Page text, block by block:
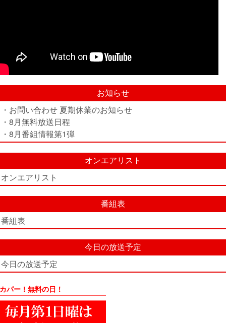
お知らせ
・お問い合わせ 夏期休業のお知らせ
・8月無料放送日程
・8月番組情報第1弾
オンエアリスト
オンエアリスト
番組表
番組表
今日の放送予定
今日の放送予定
パー！無料の日！